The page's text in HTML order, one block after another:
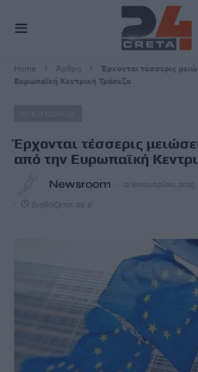
Home Άρθρα
Έρχονται τέσσερις
Ευρωπαϊκή Κεντρική Τράπεζα
Έρχονται τέσσερις
από την Ευρωπαϊκή
Newsroom 12 Ιανουαρίου, 2025
Διαβάζεται σε 2'